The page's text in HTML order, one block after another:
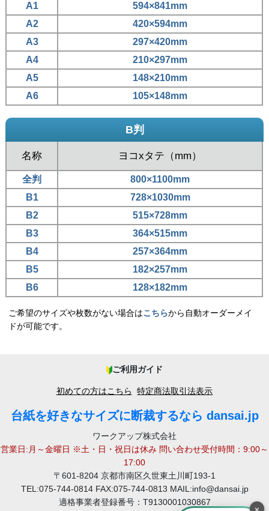
A1
594×841mm
A2
420×594mm
A3
297×420mm
A4
210×297mm
A5
148×210mm
A6
105×148mm
B判
名称 ヨコxタテ（mm）
全判
800×1100mm
B1
728×1030mm
B2
515×728mm
B3
364×515mm
B4
257×364mm
B5
182×257mm
B6
128×182mm
ご希望のサイズや枚数がない場合はこちらから自動オーダーメイ
ドが可能です。
ご利用ガイド
初めての方はこちら 特定商法取引法表示
台紙を好きなサイズに断裁するなら dansai.jp
ワークアップ株式会社
営業日:月～金曜日 ※土・日・祝日は休み 問い合わせ受付時間：9:00～
17:00
〒601-8204 京都市南区久世東土川町193-1
TEL:075-744-0814 FAX:075-744-0813 MAIL:info@dansai.jp
適格事業者登録番号：T9130001030867
×